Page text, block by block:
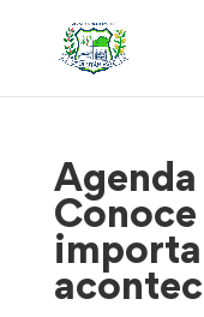
Agenda
Conoce